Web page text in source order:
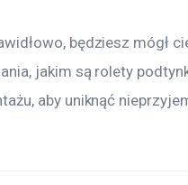
będziesz mógł
jakim są rolety
aby uniknąć